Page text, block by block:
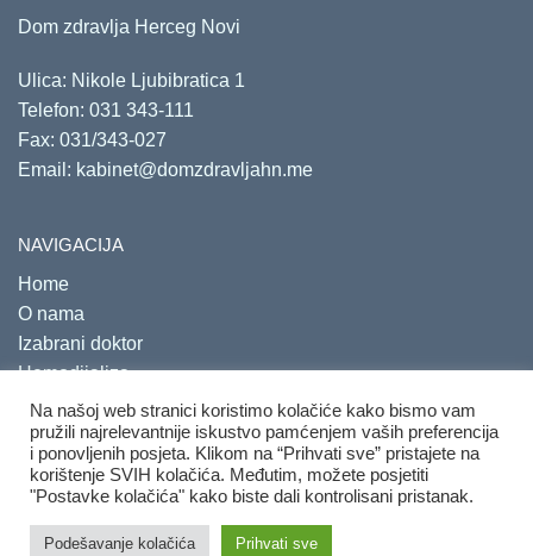
Dom zdravlja Herceg Novi
Ulica: Nikole Ljubibratica 1
Telefon: 031 343-111
Fax: 031/343-027
Email: kabinet@domzdravljahn.me
NAVIGACIJA
Home
O nama
Izabrani doktor
Hemodijaliza
Savjetovališta
Copyright 2020. Sva prava su zadržana.
Na našoj web stranici koristimo kolačiće kako bismo vam
pružili najrelevantnije iskustvo pamćenjem vaših preferencija
i ponovljenih posjeta. Klikom na “Prihvati sve” pristajete na
korištenje SVIH kolačića. Međutim, možete posjetiti
"Postavke kolačića" kako biste dali kontrolisani pristanak.
Podešavanje kolačića Prihvati sve